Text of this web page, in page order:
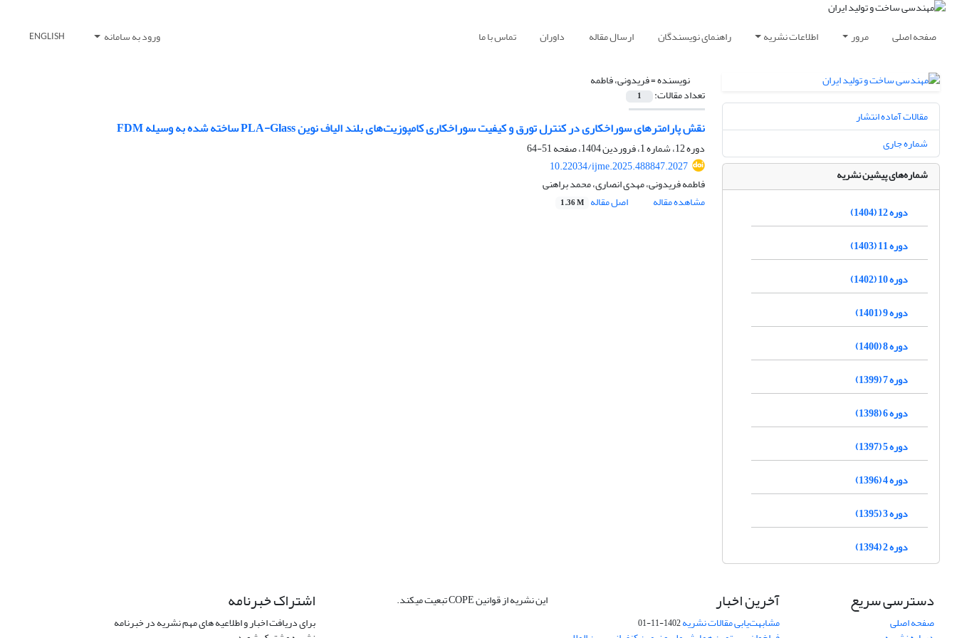
صفحه اصلی مرور اطلاعات نشریه راهنمای نویسندگان ارسال مقاله داوران تماس با ما ورود به سامانه ENGLISH
نویسنده =فریدونی، فاطمه
تعداد مقالات: 1
نقش پارامترهای سوراخکاری در کنترل تورق و کیفیت سوراخکاری کامپوزیت‌های بلند الیاف نوین PLA-Glass ساخته شده به وسیله FDM
دوره 12، شماره 1، فروردین 1404، صفحه
51-64
10.22034/ijme.2025.488847.2027
فاطمه فریدونی، مهدی انصاری، محمد براهنی
مشاهده مقاله
اصل مقاله 1.36 M
مقالات آماده انتشار
شماره جاری
شماره‌های پیشین نشریه
دوره 12 (1404)
دوره 11 (1403)
دوره 10 (1402)
دوره 9 (1401)
دوره 8 (1400)
دوره 7 (1399)
دوره 6 (1398)
دوره 5 (1397)
دوره 4 (1396)
دوره 3 (1395)
دوره 2 (1394)
دسترسی سریع
صفحه اصلی
آخرین اخبار
مشابهت‌یابی مقالات نشریه1402-11-01
این نشریه از قوانین COPE تبعیت میکند. اشتراک خبرنامه
برای دریافت اخبار و اطلاعیه های مهم نشریه در خبرنامه